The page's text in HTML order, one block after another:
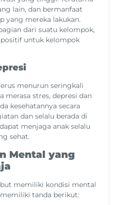
lain, dan bermanfaat
yang mereka lakukan.
dari suatu kelompok,
untuk kelompok
menurun seringkali
merasa stres, depresi dan
kesehatannya secara
dan selalu berada di
menjaga anak selalu
sehat.
Mental yang
memiliki kondisi mental
tanda berikut: